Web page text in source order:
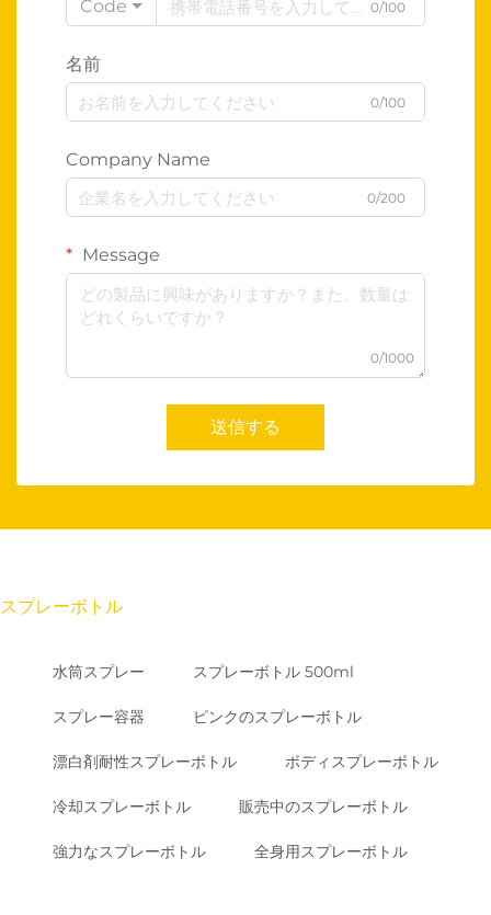
Code 0/100
名前
0/100
Company Name
0/200
Message
0/1000
送信する
スプレーボトル
水筒スプレー スプレーボトル 500ml
スプレー容器 ピンクのスプレーボトル
漂白剤耐性スプレーボトル ボディスプレーボトル
冷却スプレーボトル 販売中のスプレーボトル
強力なスプレーボトル 全身用スプレーボトル